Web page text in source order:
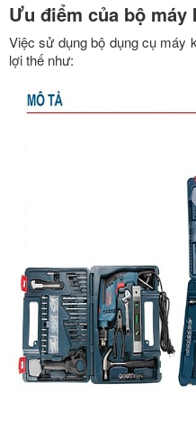
Ưu điểm của bộ máy
Việc sử dụng bộ dụng cụ máy
lợi thế như: